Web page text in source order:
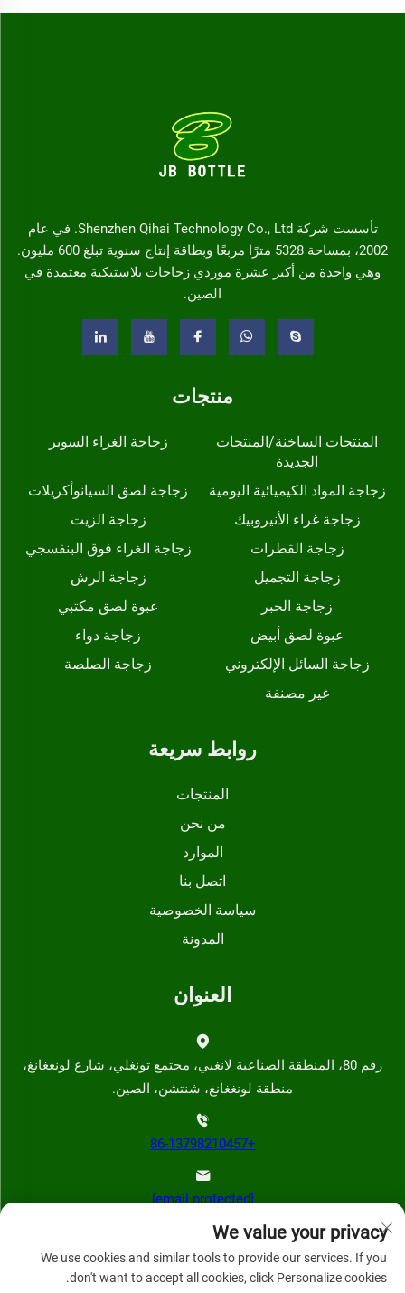
تأسست شركة Shenzhen Qihai Technology Co., Ltd. في عام
2002، بمساحة 5328 مترًا مربعًا وبطاقة إنتاج سنوية تبلغ 600 مليون.
وهي واحدة من أكبر عشرة موردي زجاجات بلاستيكية معتمدة في
الصين.
منتجات
المنتجات الساخنة/المنتجات
الجديدة
زجاجة الغراء السوبر
زجاجة المواد الكيميائية اليومية
زجاجة لصق السيانوأكريلات
زجاجة غراء الأنيروبيك
زجاجة الزيت
زجاجة القطرات
زجاجة الغراء فوق البنفسجي
زجاجة التجميل
زجاجة الرش
زجاجة الحبر
عبوة لصق مكتبي
عبوة لصق أبيض
زجاجة دواء
زجاجة السائل الإلكتروني
زجاجة الصلصة
غير مصنفة
روابط سريعة
المنتجات
من نحن
الموارد
اتصل بنا
سياسة الخصوصية
المدونة
العنوان
رقم 80، المنطقة الصناعية لانغبي، مجتمع تونغلي، شارع لونغغانغ،
منطقة لونغغانغ، شنتشن، الصين.
+86-13798210457
[email protected]
We value your privacy
We use cookies and similar tools to provide our services. If you
don't want to accept all cookies, click Personalize cookies.